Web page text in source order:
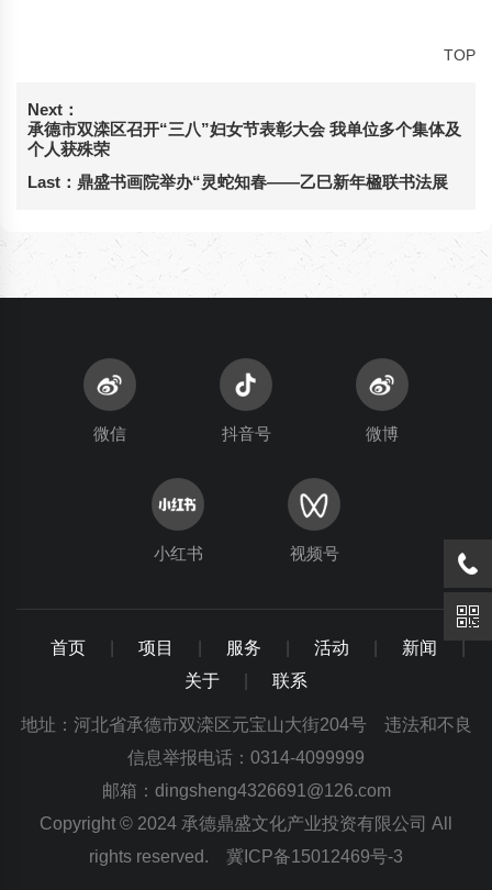
TOP
Next：
承德市双滦区召开“三八”妇女节表彰大会 我单位多个集体及
个人获殊荣
Last： 鼎盛书画院举办“灵蛇知春——乙巳新年楹联书法展
微信 抖音号 微博
小红书 视频号
首页 项目 服务 活动 新闻
关于
联系
地址：河北省承德市双滦区元宝山大街204号 违法和不良
信息举报电话：0314-4099999
邮箱：dingsheng4326691@126.com
Copyright © 2024 承德鼎盛文化产业投资有限公司 All
rights reserved. 冀ICP备15012469号-3